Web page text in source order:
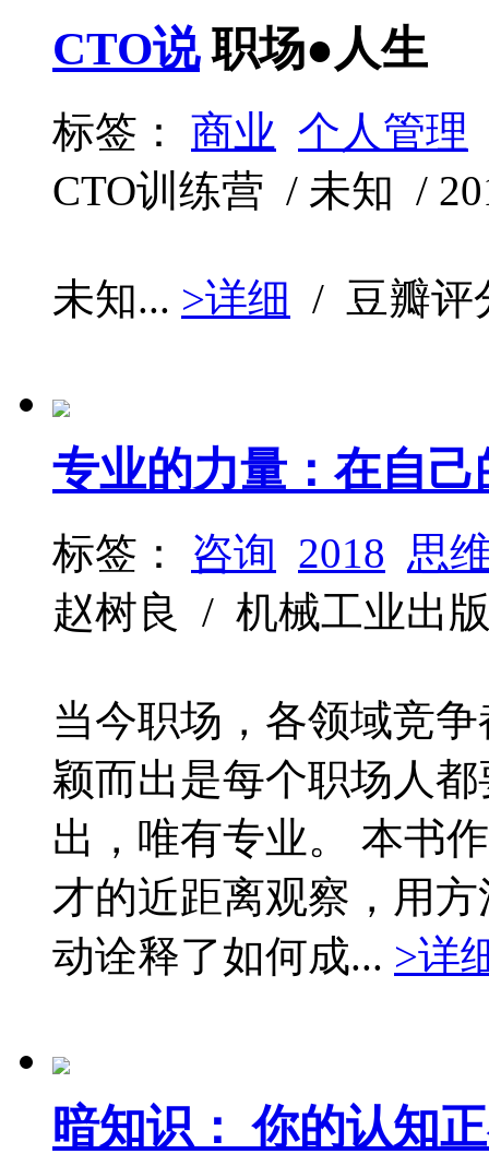
CTO说 职场●人生
标签： 商业 个人管理
CTO训练营 / 未知 /
未知... >详细 / 豆瓣
专业的力量：在自
标签： 咨询 2018 思
赵树良 / 机械工业出
当今职场，各领域竞
颖而出是每个职场人
出，唯有专业。 本书
才的近距离观察，用
动诠释了如何成... >详
暗知识： 你的认知